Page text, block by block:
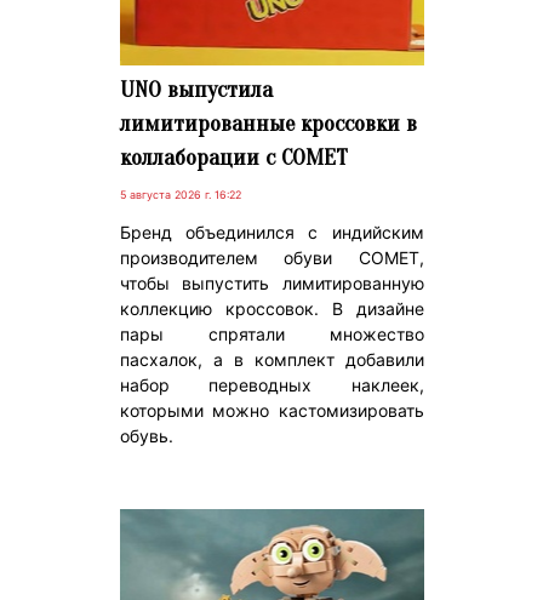
UNO выпустила
лимитированные кроссовки в
коллаборации с COMET
5 августа 2026 г. 16:22
Бренд объединился с индийским
производителем обуви COMET,
чтобы выпустить лимитированную
коллекцию кроссовок. В дизайне
пары спрятали множество
пасхалок, а в комплект добавили
набор переводных наклеек,
которыми можно кастомизировать
обувь.